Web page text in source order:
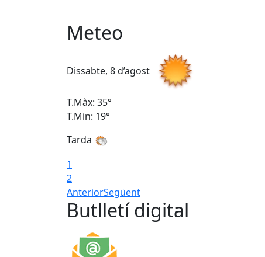
Meteo
Dissabte, 8 d’agost
T.Màx: 35°
T.Min: 19°
Tarda
1
2
AnteriorSegüent
Butlletí digital